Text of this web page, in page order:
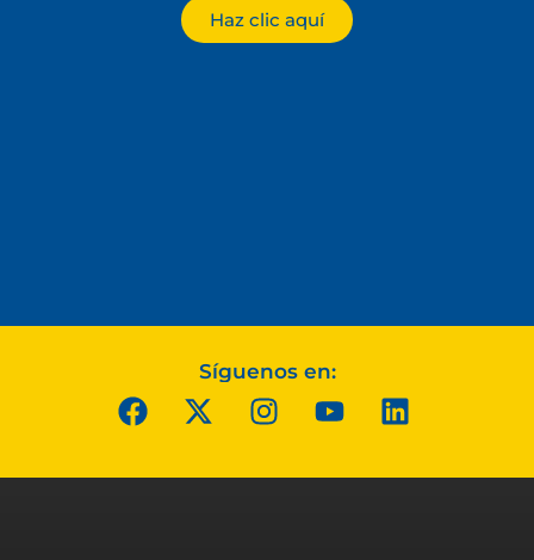
Haz clic aquí
Síguenos en: